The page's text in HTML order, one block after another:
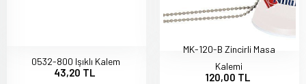
0532-800 Işıklı Kalem
43,20 TL
MK-120-B Zincirli Masa
Kalemi
120,00 TL